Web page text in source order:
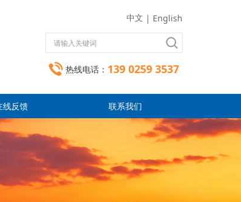
中文 | English
热线电话： 139 0259 3537
线反馈 联系我们